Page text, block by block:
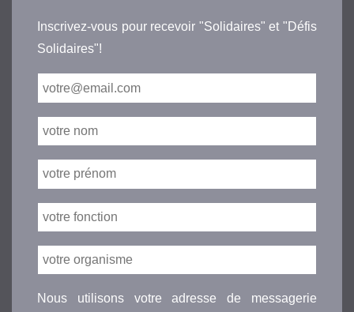
Inscrivez-vous pour recevoir "Solidaires" et "Défis
Solidaires"!
Nous utilisons votre adresse de messagerie